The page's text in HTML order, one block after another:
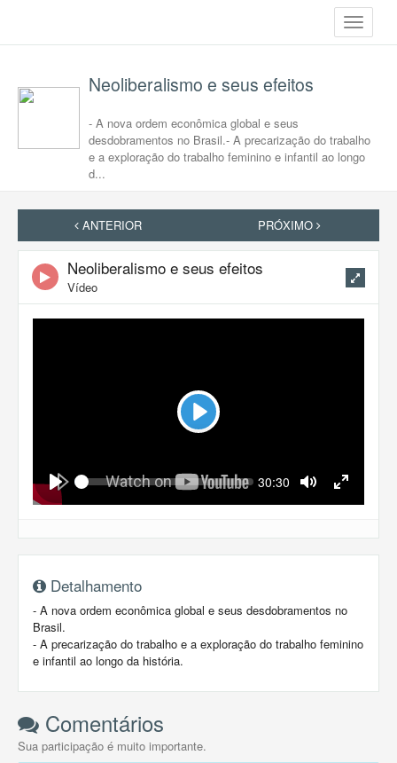
Toggle
Neoliberalismo e seus efeitos
- A nova ordem econômica global e seus
desdobramentos no Brasil.- A precarização do trabalho
e a exploração do trabalho feminino e infantil ao longo
d...
ANTERIOR PRÓXIMO
Neoliberalismo e seus efeitos
Vídeo
Play
Play
Seek Current
30:30
Mute Fullscreen
Detalhamento
- A nova ordem econômica global e seus desdobramentos no
Brasil.
- A precarização do trabalho e a exploração do trabalho feminino
e infantil ao longo da história.
Comentários
Sua participação é muito importante.